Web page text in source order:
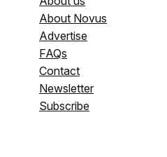
About Novus
Advertise
FAQs
Contact
Newsletter
Subscribe